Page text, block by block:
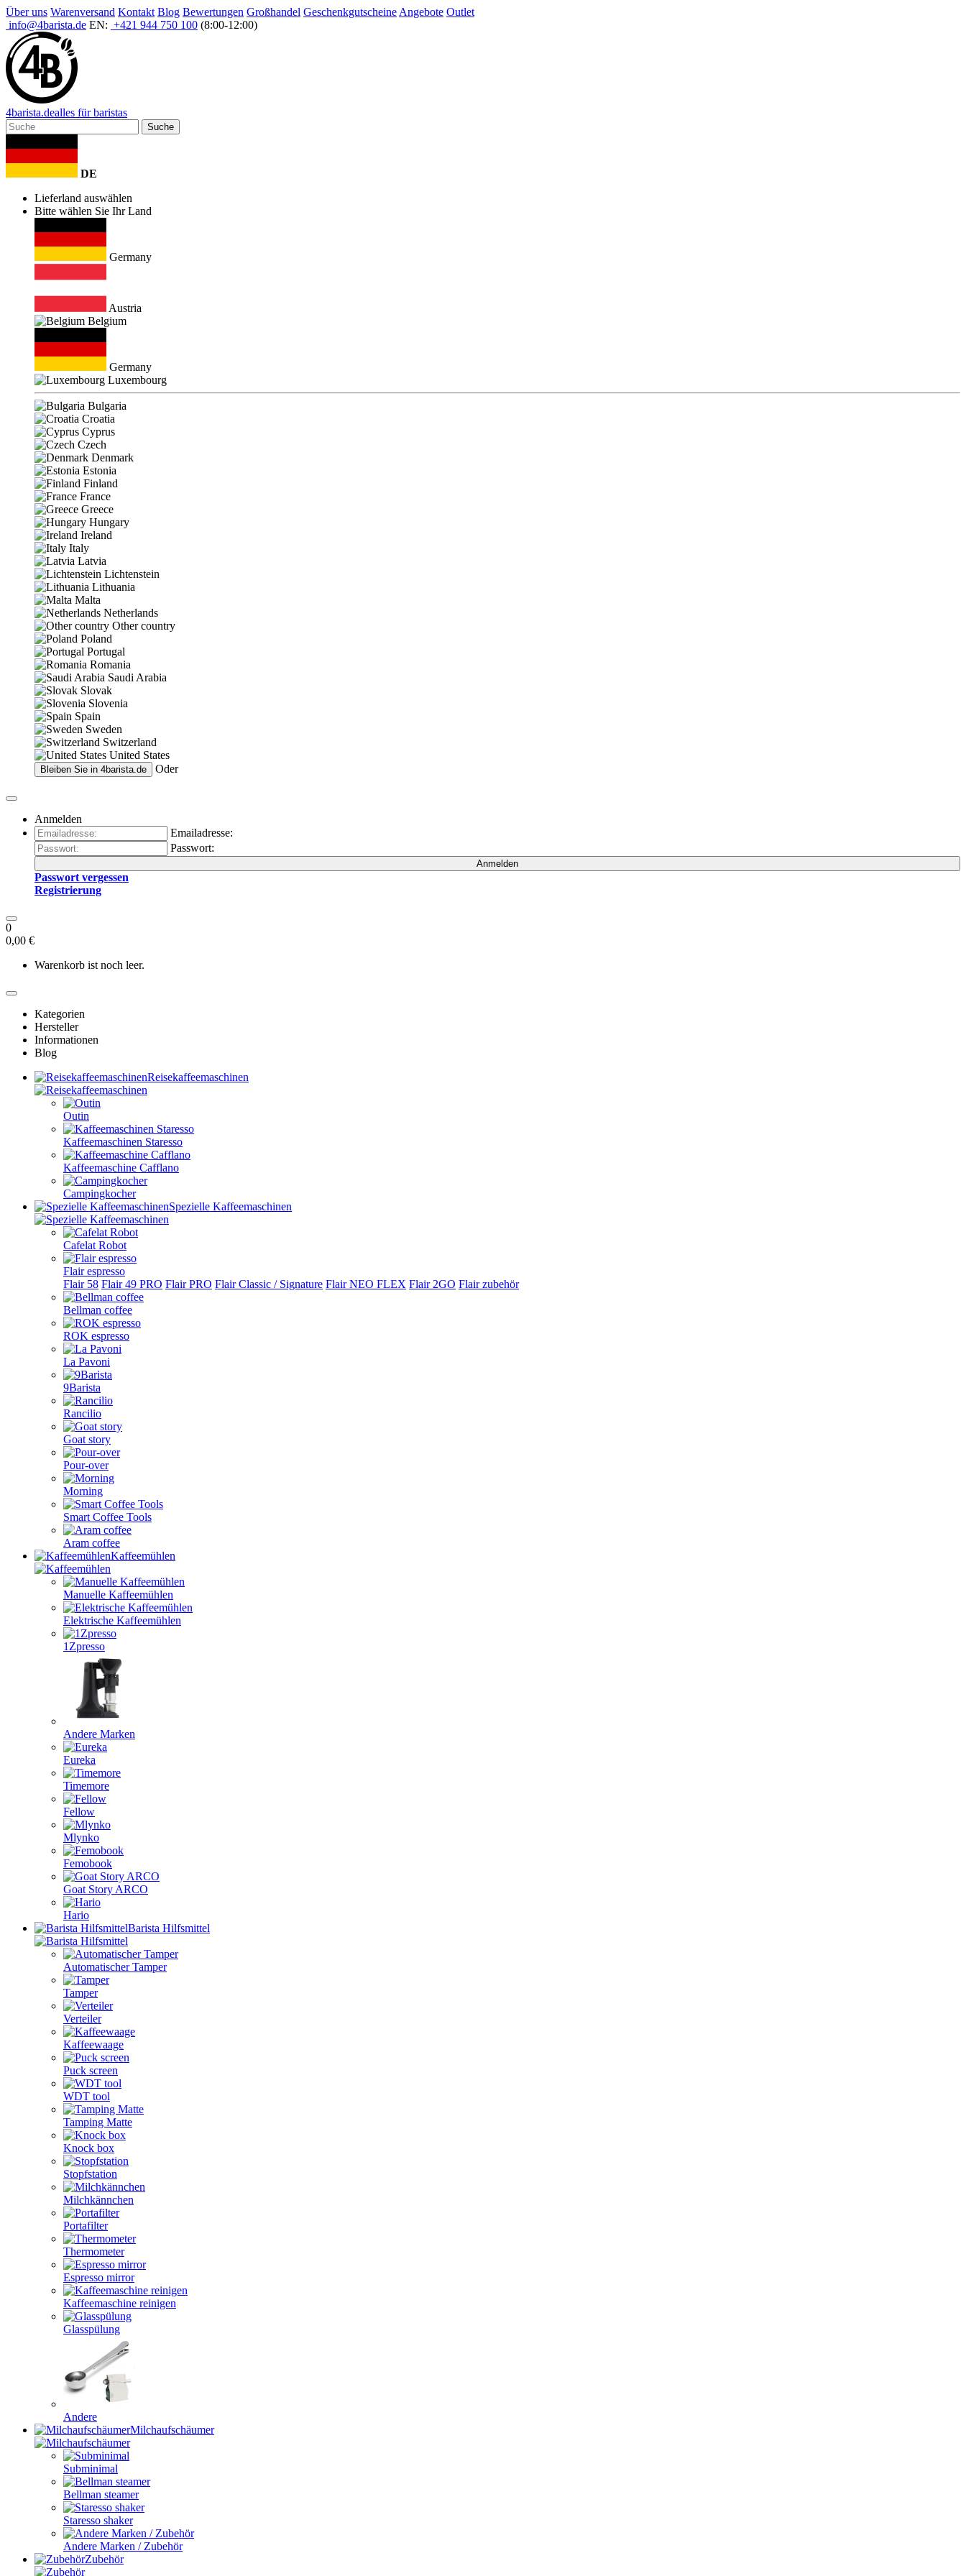
Über uns Warenversand Kontakt Blog Bewertungen Großhandel Geschenkgutscheine Angebote Outlet
info@4barista.de EN: +421 944 750 100 (8:00-12:00)
4barista.dealles für baristas
Suche
DE
Lieferland auswählen
Bitte wählen Sie Ihr Land
Germany
Austria
Belgium
Germany
Luxembourg
Bulgaria
Croatia
Cyprus
Czech
Denmark
Estonia
Finland
France
Greece
Hungary
Ireland
Italy
Latvia
Lichtenstein
Lithuania
Malta
Netherlands
Other country
Poland
Portugal
Romania
Saudi Arabia
Slovak
Slovenia
Spain
Sweden
Switzerland
United States
Bleiben Sie in 4barista.de Oder
Anmelden
Emailadresse:
Passwort:
Anmelden
Passwort vergessen
Registrierung
0
0,00 €
Warenkorb ist noch leer.
Kategorien
Hersteller
Informationen
Blog
Reisekaffeemaschinen
Outin
Kaffeemaschinen Staresso
Kaffeemaschine Cafflano
Campingkocher
Spezielle Kaffeemaschinen
Cafelat Robot
Flair espresso
Flair 58 Flair 49 PRO Flair PRO Flair Classic / Signature Flair NEO FLEX Flair 2GO Flair zubehör
Bellman coffee
ROK espresso
La Pavoni
9Barista
Rancilio
Goat story
Pour-over
Morning
Smart Coffee Tools
Aram coffee
Kaffeemühlen
Manuelle Kaffeemühlen
Elektrische Kaffeemühlen
1Zpresso
Andere Marken
Eureka
Timemore
Fellow
Mlynko
Femobook
Goat Story ARCO
Hario
Barista Hilfsmittel
Automatischer Tamper
Tamper
Verteiler
Kaffeewaage
Puck screen
WDT tool
Tamping Matte
Knock box
Stopfstation
Milchkännchen
Portafilter
Thermometer
Espresso mirror
Kaffeemaschine reinigen
Glasspülung
Andere
Milchaufschäumer
Subminimal
Bellman steamer
Staresso shaker
Andere Marken / Zubehör
Zubehör